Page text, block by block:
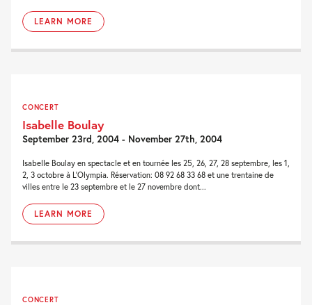
LEARN MORE
CONCERT
Isabelle Boulay
September 23rd, 2004 - November 27th, 2004
Isabelle Boulay en spectacle et en tournée les 25, 26, 27, 28 septembre, les 1,
2, 3 octobre à L'Olympia. Réservation: 08 92 68 33 68 et une trentaine de
villes entre le 23 septembre et le 27 novembre dont...
LEARN MORE
CONCERT